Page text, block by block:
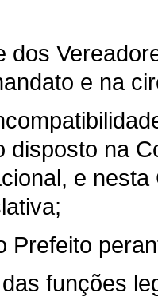
dos
e na
disposto na
e
Prefeito
funções